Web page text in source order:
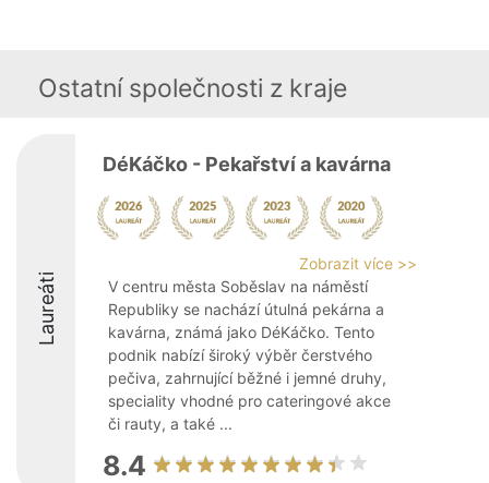
Ostatní společnosti z kraje
Laureáti
DéKáčko - Pekařství a kavárna
Zobrazit více >>
V centru města Soběslav na náměstí
Republiky se nachází útulná pekárna a
kavárna, známá jako DéKáčko. Tento
podnik nabízí široký výběr čerstvého
pečiva, zahrnující běžné i jemné druhy,
speciality vhodné pro cateringové akce
či rauty, a také ...
8.4